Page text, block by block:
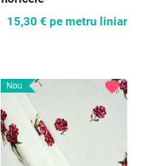
15,30 € pe metru liniar
Nou favorite